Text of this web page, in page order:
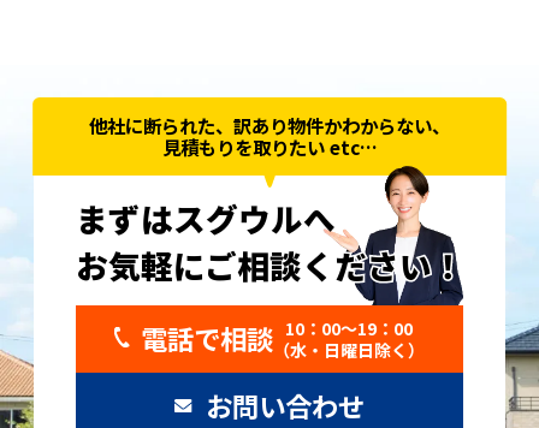
他社に断られた、訳あり物件かわからない、
見積もりを取りたい etc…
まずはスグウルへ
お気軽にご相談ください！
お気軽にご相談ください！
電話で相談 10：00〜19：00
（水・日曜日除く）
お問い合わせ